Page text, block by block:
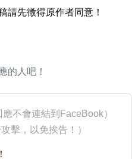
請先徵得原作者同意！
的人吧！
應不會連結到FaceBook）
擊，以免挨告！）